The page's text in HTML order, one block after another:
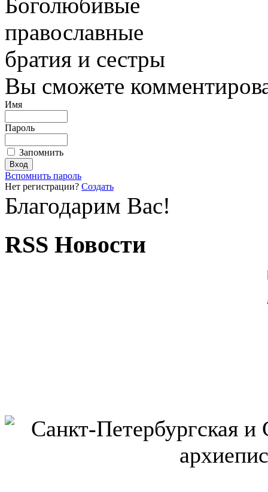
православные
братия и сестры
Вы сможете
Имя
Пароль
Запомнить
Вспомнить пароль
Нет регистрации? Создать
Благодарим Вас!
RSS Новости